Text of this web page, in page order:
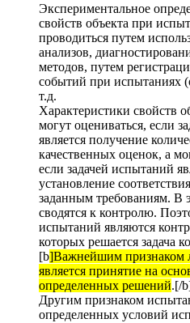
Экспериментальное
свойств объекта при
проводиться путем
анализов,
методов, путем
событий при испытаниях
т.д.
Характеристики свойств
могут оцениваться, если
является получение
качественных оценок, а
если задачей испытаний
установление
заданным требованиям. В
сводятся к контролю.
испытаний являются
которых решается задача
[b]Важнейшим признаком
является принятие на
определенных решений.[/
Другим признаком
определенных условий